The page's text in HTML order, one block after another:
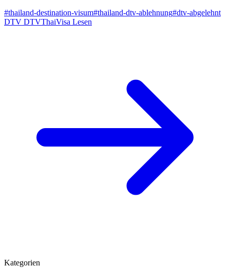
#thailand-destination-visum#thailand-dtv-ablehnung#dtv-abgelehnt
DTV DTVThaiVisa Lesen
Kategorien